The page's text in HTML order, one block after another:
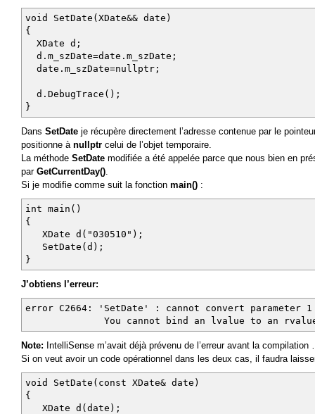
const char *c_str(){return m_szDate;}
void DebugTrace()
{
}
public:
char *m_szDate;
};
XDate GetCurrentDay()
return XDate("030510");
void SetDate(const XDate& date)
XDate d(date);
d.DebugTrace();
}
{
SetDate( GetCurrentDay());
}
void SetDate(XDate&& date)
{
XDate d;
d.m_szDate=date.m_szDate;
date.m_szDate=nullptr;
d.DebugTrace();
}
Dans SetDate je récupère directement l’adresse contenue par le
positionne à nullptr celui de l’objet temporaire.
La méthode SetDate modifiée a été appelée parce que nous bien en
par GetCurrentDay().
Si je modifie comme suit la fonction main() :
int main()
{
XDate d("030510");
SetDate(d);
}
J’obtiens l’erreur:
error C2664: 'SetDate' : cannot convert parameter
You cannot bind an lvalue to an rvalue
Note: IntelliSense m’avait déjà prévenu de l’erreur avant la compilation
Si on veut avoir un code opérationnel dans les deux cas, il faudra
void SetDate(const XDate& date)
{
XDate d(date);